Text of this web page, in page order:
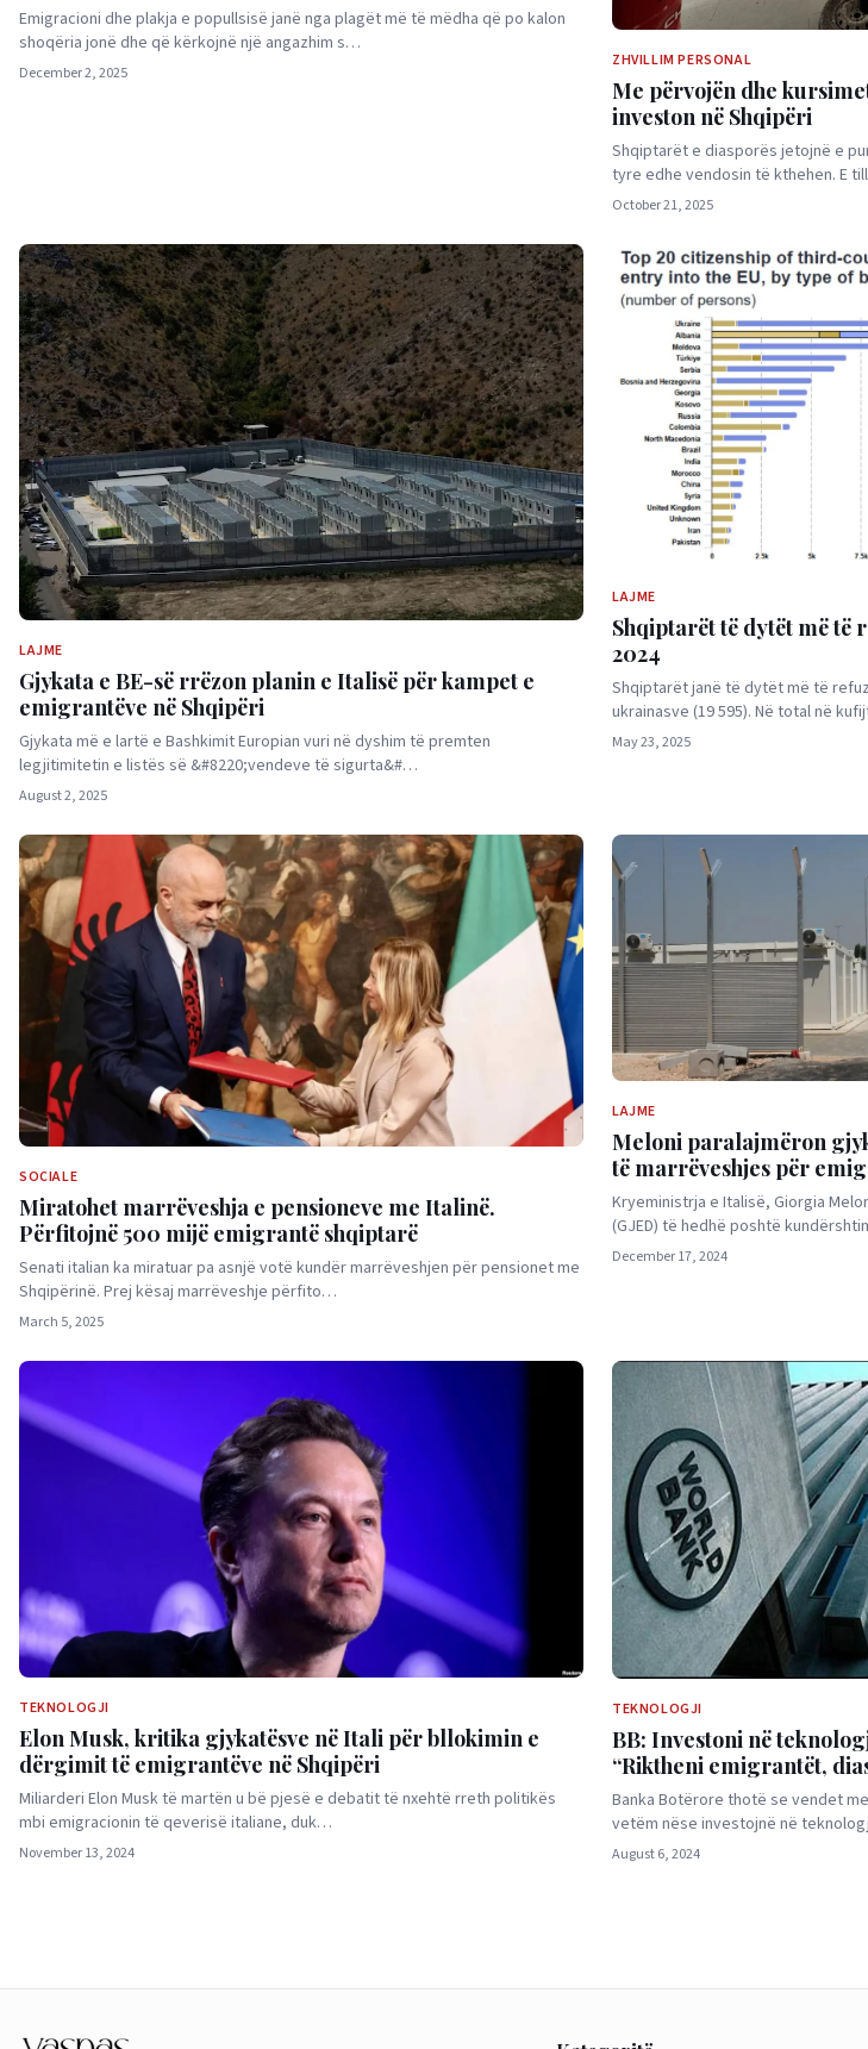
Emigracioni dhe plakja e popullsisë janë nga plagët më të mëdha që po kalon
shoqëria jonë dhe që kërkojnë një angazhim s…
December 2, 2025
ZHVILLIM PERSONAL
Me përvojën dhe
investon në Shqipëri
Shqiptarët e diasporës jetojnë e
tyre edhe vendosin të kthehen. E
October 21, 2025
LAJME
Gjykata e BE-së rrëzon planin e Italisë për kampet e
emigrantëve në Shqipëri
Gjykata më e lartë e Bashkimit Europian vuri në dyshim të premten
legjitimitetin e listës së &#8220;vendeve të sigurta&#…
August 2, 2025
LAJME
Shqiptarët të dytët më të
2024
Shqiptarët janë të dytët më të
ukrainasve (19 595). Në total në
May 23, 2025
SOCIALE
Miratohet marrëveshja e pensioneve me Italinë.
Përfitojnë 500 mijë emigrantë shqiptarë
Senati italian ka miratuar pa asnjë votë kundër marrëveshjen për pensionet me
Shqipërinë. Prej kësaj marrëveshje përfito…
March 5, 2025
LAJME
Meloni paralajmëron
të marrëveshjes për
Kryeministrja e Italisë, Giorgia
(GJED) të hedhë poshtë
December 17, 2024
TEKNOLOGJI
Elon Musk, kritika gjykatësve në Itali për bllokimin e
dërgimit të emigrantëve në Shqipëri
Miliarderi Elon Musk të martën u bë pjesë e debatit të nxehtë rreth politikës
mbi emigracionin të qeverisë italiane, duk…
November 13, 2024
TEKNOLOGJI
BB: Investoni në
“Riktheni emigrantët,
teknologjik të Shqipërisë”
Banka Botërore thotë se vendet
vetëm nëse investojnë në
August 6, 2024